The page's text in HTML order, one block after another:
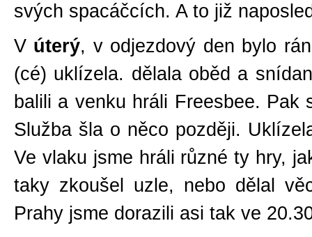
svých spacáčcích. A to již
V úterý, v odjezdový den bylo
(cé) uklízela. dělala oběd a
balili a venku hráli Freesbee.
Služba šla o něco později.
Ve vlaku jsme hráli různé ty hry,
taky zkoušel uzle, nebo dělal
Prahy jsme dorazili asi tak ve